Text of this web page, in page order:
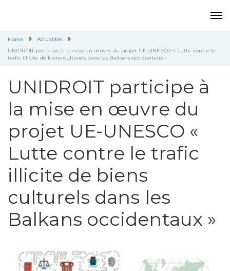
Home
Actualités
UNIDROIT participe à la mise en œuvre du projet UE-UNESCO « Lutte contre le
trafic illicite de biens culturels dans les Balkans occidentaux »
UNIDROIT participe à
la mise en œuvre du
projet UE-UNESCO «
Lutte contre le trafic
illicite de biens
culturels dans les
Balkans occidentaux »